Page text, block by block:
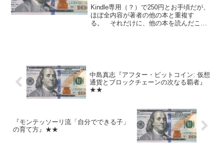
Kindle専用（？）で250円とお手頃だが、
ほぼ全内容が著者の他の本と重複す
る。 それだけに、他の本を読んだこと
中島真志『アフター・ビットコイン: 仮想
通貨とブロックチェーンの次なる覇者』
★★
『モンテッソーリ流「自分でできる子」
の育て方』★★